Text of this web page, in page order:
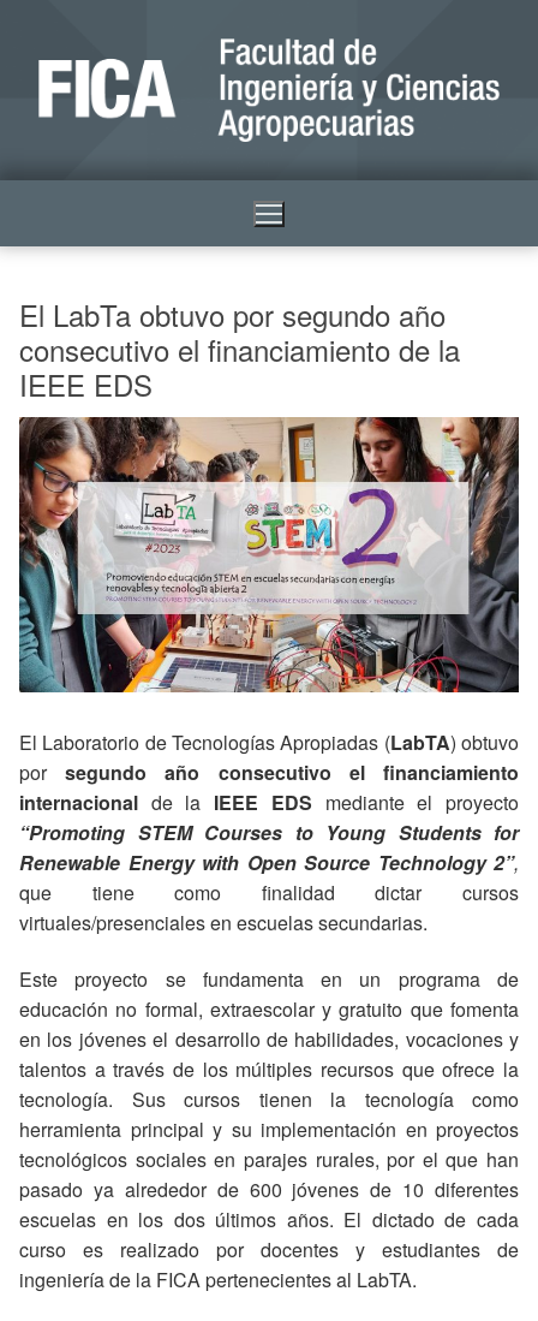
El LabTa obtuvo por segundo año
consecutivo el financiamiento de la
IEEE EDS
El Laboratorio de Tecnologías Apropiadas (LabTA) obtuvo
porsegundo año consecutivo el financiamiento
internacional de la IEEE EDS mediante el proyecto
“Promoting STEM Courses to Young Students for
Renewable Energy with Open Source Technology 2”,
que tiene como finalidad dictar cursos
virtuales/presenciales en escuelas secundarias.
Este proyecto se fundamenta en un programa de
educación no formal, extraescolar y gratuito que fomenta
en los jóvenes el desarrollo de habilidades, vocaciones y
talentos a través de los múltiples recursos que ofrece la
tecnología. Sus cursos tienen la tecnología como
herramienta principal y su implementación en proyectos
tecnológicos sociales en parajes rurales, por el que han
pasado ya alrededor de 600 jóvenes de 10 diferentes
escuelas en los dos últimos años. El dictado de cada
curso es realizado por docentes y estudiantes de
ingeniería de la FICA pertenecientes al LabTA.